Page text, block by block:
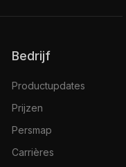
Bedrijf
Productupdates
Prijzen
Persmap
Carrières